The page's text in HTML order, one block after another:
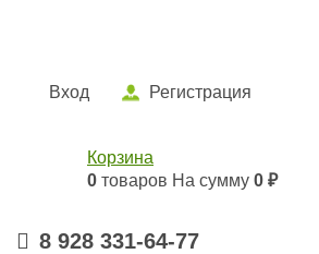
Вход Регистрация
Корзина
0 товаров На сумму 0 ₽
8 928 331-64-77